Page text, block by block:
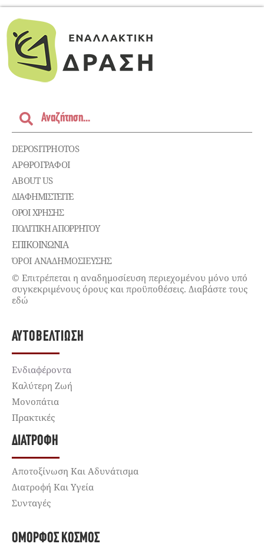
DEPOSITPHOTOS
ΑΡΘΡΟΓΡΑΦΟΙ
ABOUT US
ΔΙΑΦΗΜΙΣΤΕΊΤΕ
ΌΡΟΙ ΧΡΉΣΗΣ
ΠΟΛΙΤΙΚΉ ΑΠΟΡΡΉΤΟΥ
ΕΠΙΚΟΙΝΩΝΊΑ
ΌΡΟΙ ΑΝΑΔΗΜΟΣΙΕΥΣΗΣ
© Επιτρέπεται η αναδημοσίευση περιεχομένου μόνο υπό
συγκεκριμένους όρους και προϋποθέσεις. Διαβάστε τους
εδώ
ΑΥΤΟΒΕΛΤΊΩΣΗ
Ενδιαφέροντα
Καλύτερη Ζωή
Μονοπάτια
Πρακτικές
ΔΙΑΤΡΟΦΉ
Αποτοξίνωση Και Αδυνάτισμα
Διατροφή Και Υγεία
Συνταγές
ΌΜΟΡΦΟΣ ΚΌΣΜΟΣ